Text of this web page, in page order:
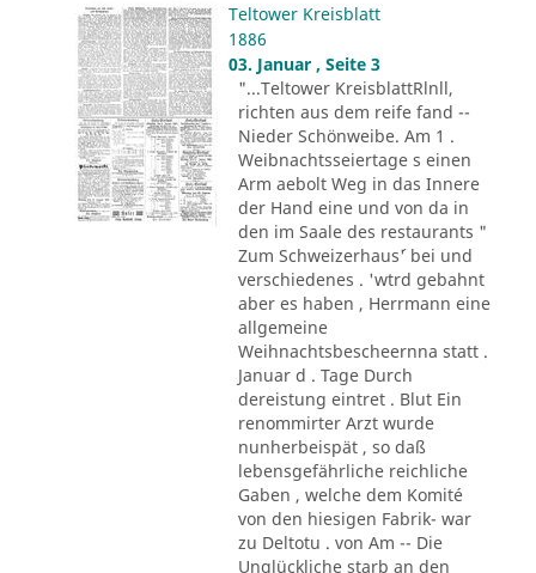
Teltower Kreisblatt
1886
03. Januar , Seite 3
"...Teltower KreisblattRlnll,
richten aus dem reife fand --
Nieder Schönweibe. Am 1 .
Weibnachtsseiertage s einen
Arm aebolt Weg in das Innere
der Hand eine und von da in
den im Saale des restaurants "
Zum Schweizerhaus´' bei und
verschiedenes . 'wtrd gebahnt
aber es haben , Herrmann eine
allgemeine
Weihnachtsbescheernna statt .
Januar d . Tage Durch
dereistung eintret . Blut Ein
renommirter Arzt wurde
nunherbeispät , so daß
lebensgefährliche reichliche
Gaben , welche dem Komité
von den hiesigen Fabrik- war
zu Deltotu . von Am -- Die
Unglückliche starb an den